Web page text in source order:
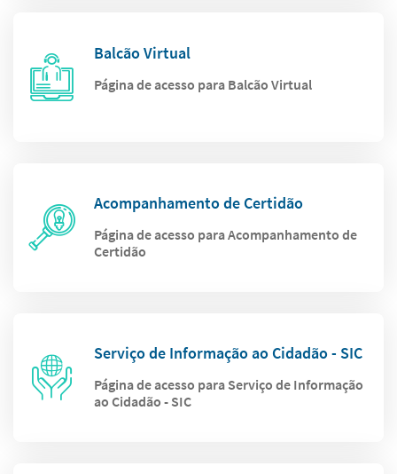
Balcão Virtual
Página de acesso para Balcão Virtual
Acompanhamento de Certidão
Página de acesso para Acompanhamento de
Certidão
Serviço de Informação ao Cidadão - SIC
Página de acesso para Serviço de Informação
ao Cidadão - SIC